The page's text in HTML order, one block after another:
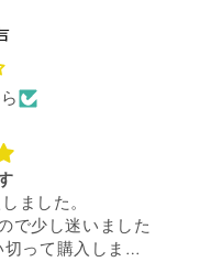
ました。
で少し迷いました
って購入しまし